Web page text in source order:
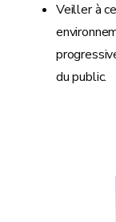
Veiller à
du public.